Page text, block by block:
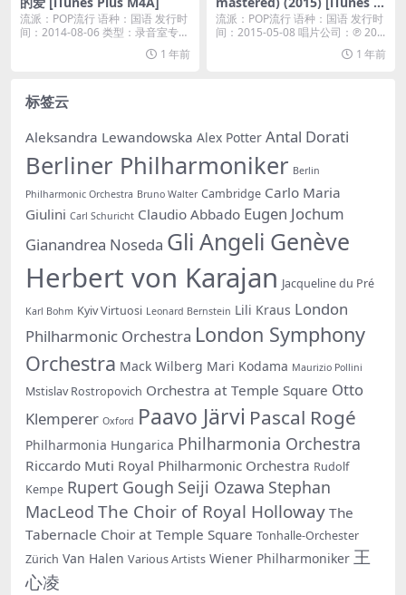
流派：POP流行 语种：国语 发行时
间：2014-08-06 类型：录音室专辑
1 年前
us M4A]
流派：POP流行 语种：国语 发行时
间：2015-05-08 唱片公司：℗ 20...
1 年前
标签云
Aleksandra Lewandowska Alex Potter Antal Dorati
Berliner Philharmoniker Berlin
Philharmonic Orchestra Bruno Walter Cambridge Carlo Maria
Giulini Carl Schuricht Claudio Abbado Eugen Jochum
Gianandrea Noseda Gli Angeli Genève
Herbert von Karajan Jacqueline du Pré
Karl Bohm Kyiv Virtuosi Leonard Bernstein Lili Kraus London
Philharmonic Orchestra London Symphony
Orchestra Mack Wilberg Mari Kodama Maurizio Pollini
Mstislav Rostropovich Orchestra at Temple Square Otto
Klemperer Oxford Paavo Järvi Pascal Rogé
Philharmonia Hungarica Philharmonia Orchestra
Riccardo Muti Royal Philharmonic Orchestra Rudolf
Kempe Rupert Gough Seiji Ozawa Stephan
MacLeod The Choir of Royal Holloway The
Tabernacle Choir at Temple Square Tonhalle-Orchester
Zürich Van Halen Various Artists Wiener Philharmoniker 王
心凌